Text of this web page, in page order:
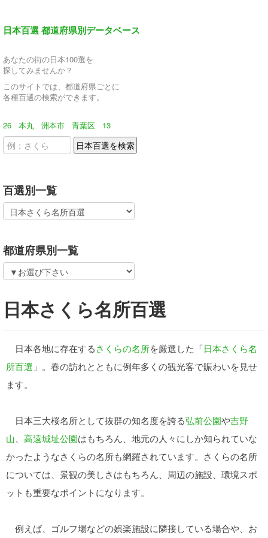
日本百選 都道府県別データベース
あなたの街の日本100選を
探してみませんか？
このサイトでは、都道府県ごとに
各種百選の検索ができます。
26 本丸 洲本市 青葉区 13
百選別一覧
都道府県別一覧
日本さくら名所百選
日本各地に存在するさくらの名所を厳選した「日本さくら名
所百選 」。春の訪れとともに例年多くの観光客で賑わいを見せ
ます。
日本三大桜名所として抜群の知名度を誇る弘前公園や吉野
山
高遠城址公園はもちろん、地元の人々にしか知られていな
かったようなさくらの名所も網羅されています。さくらの名所
については、景観の美しさはもちろん、周辺の施設、環境スポ
ットも重要なポイントになります。
例えば、ゴルフ場などの娯楽施設に隣接している場合や、お